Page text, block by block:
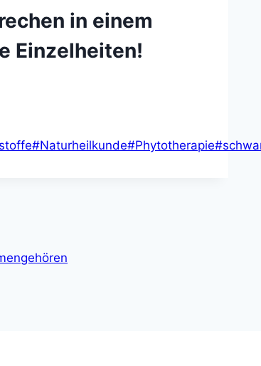
in einem
Einzelheiten!
#Naturheilkunde#Phytotherapie#